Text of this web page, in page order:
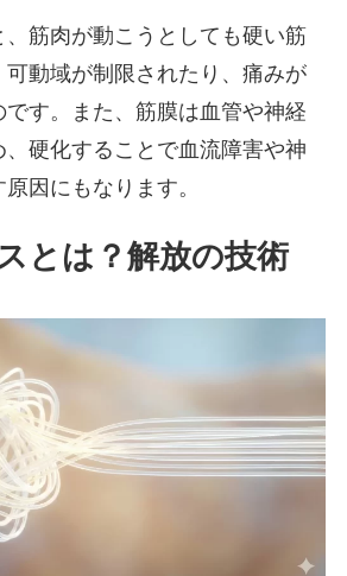
、筋肉が動こうとしても硬い筋
可動域が制限されたり、痛みが
す。また、筋膜は血管や神経
、硬化することで血流障害や神
因にもなります。
とは？解放の技術